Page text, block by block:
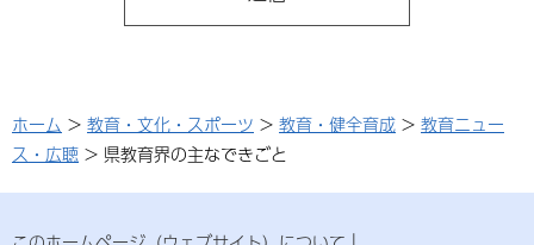
ホーム > 教育・文化・スポーツ > 教育・健全育成 > 教育ニュー
ス・広聴 > 県教育界の主なできごと